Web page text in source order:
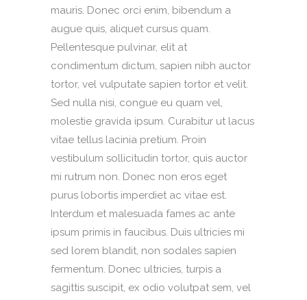
mauris. Donec orci enim, bibendum a
augue quis, aliquet cursus quam.
Pellentesque pulvinar, elit at
condimentum dictum, sapien nibh auctor
tortor, vel vulputate sapien tortor et velit.
Sed nulla nisi, congue eu quam vel,
molestie gravida ipsum. Curabitur ut lacus
vitae tellus lacinia pretium. Proin
vestibulum sollicitudin tortor, quis auctor
mi rutrum non. Donec non eros eget
purus lobortis imperdiet ac vitae est.
Interdum et malesuada fames ac ante
ipsum primis in faucibus. Duis ultricies mi
sed lorem blandit, non sodales sapien
fermentum. Donec ultricies, turpis a
sagittis suscipit, ex odio volutpat sem, vel